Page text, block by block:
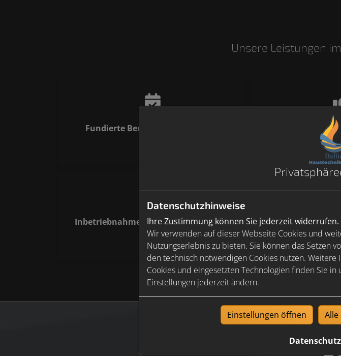
Unsere Leistungen
Fundierte Beratung und Planung
Auswahl der
Inbetriebnahme und Abnahme der PV-
Anlage
Datenschutzhinweise
Ihre Zustimmung können Sie jederzeit widerrufen.
Wir verwenden auf dieser Webseite Cookies und
Nutzungserlebnis zu bieten. Sie können das Setzen
den technisch notwendigen Cookies nutzen.
Cookies und eingesetzten Technologien finden Sie
Einstellungen jederzeit ändern.
Einstellungen öffnen Alle
Datenschutz